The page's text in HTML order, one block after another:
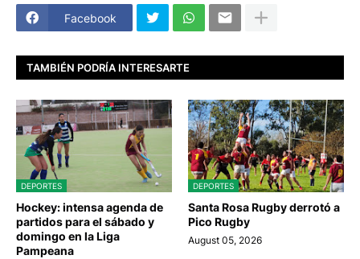
Facebook
TAMBIÉN PODRÍA INTERESARTE
DEPORTES
Hockey: intensa agenda de
partidos para el sábado y
domingo en la Liga
Pampeana
DEPORTES
Santa Rosa Rugby derrotó a
Pico Rugby
August 05, 2026